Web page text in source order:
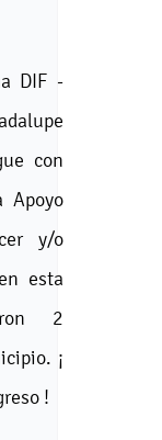
DIF -
con
Apoyo
y/o
esta
2
¡
!